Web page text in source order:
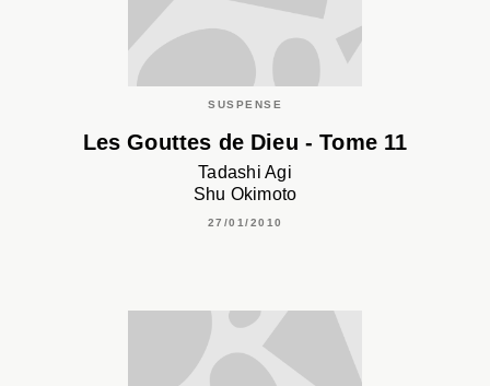
SUSPENSE
Les Gouttes de Dieu - Tome 11
Tadashi Agi
Shu Okimoto
27/01/2010